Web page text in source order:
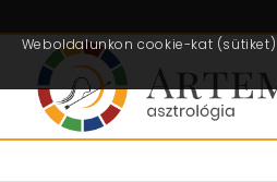
Weboldalunkon cookie-kat